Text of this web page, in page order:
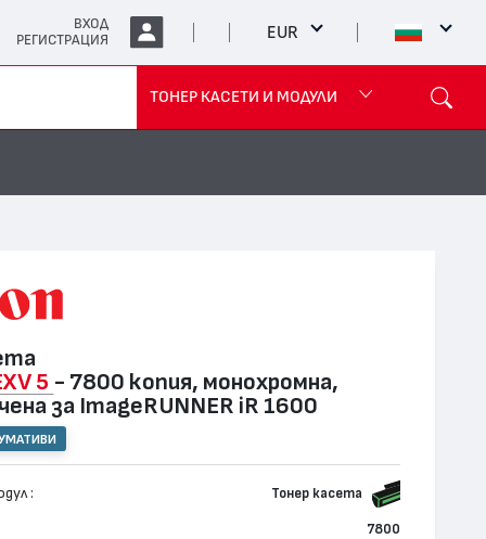
ВХОД
РЕГИСТРАЦИЯ
EUR
ТОНЕР КАСЕТИ И МОДУЛИ
5 - 7800 копия, монохромна,
за ImageRUNNER iR 1600
: Тонер касета
7800